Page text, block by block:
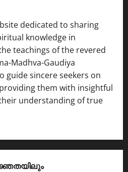
dedicated to sharing
knowledge in
teachings of the revered
Madhva-Gaudiya
guide sincere seekers on
them with insightful
understanding of true